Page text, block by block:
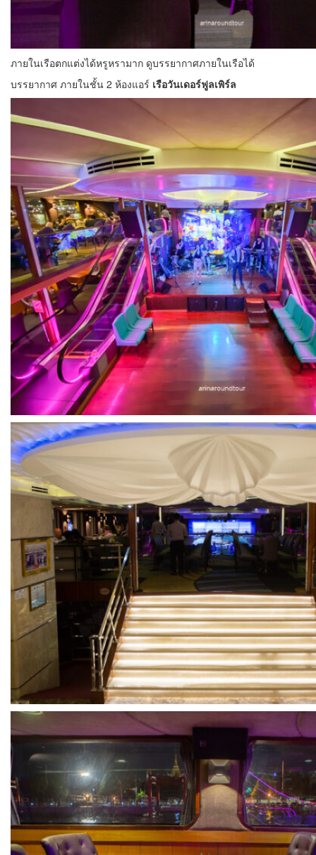
ภายในเรือตกแต่งได้หรูหรามาก ดูบรรยากาศภายในเรือได้
บรรยากาศ ภายในชั้น 2 ห้องแอร์ เรือวันเดอร์ฟูลเพิร์ล